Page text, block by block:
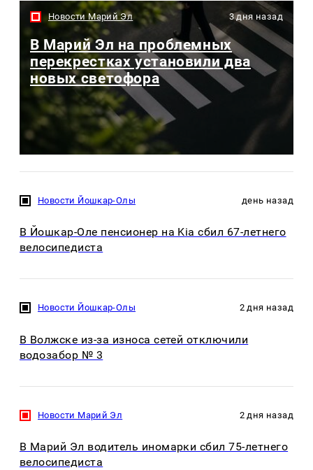
Новости Марий Эл 3 дня назад
В Марий Эл на проблемных
перекрестках установили два
новых светофора
Новости Йошкар-Олы день назад
В Йошкар-Оле пенсионер на Kia сбил 67-летнего
велосипедиста
Новости Йошкар-Олы 2 дня назад
В Волжске из-за износа сетей отключили
водозабор № 3
Новости Марий Эл 2 дня назад
В Марий Эл водитель иномарки сбил 75-летнего
велосипедиста